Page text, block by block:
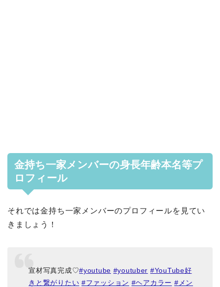
金持ち一家メンバーの身長年齢本名等プ
ロフィール
それでは金持ち一家メンバーのプロフィールを見てい
きましょう！
宣材写真完成♡#youtube #youtuber #YouTube好
きと繋がりたい #ファッション #ヘアカラー #メン